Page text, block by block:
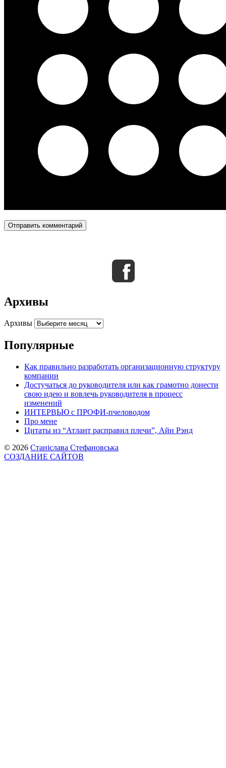
Архивы
Архивы
Популярные
Как правильно разработать организационную структуру
компании
Достучаться до руководителя или как грамотно донести
свою идею и вовлечь руководителя в процесс
изменений
ИНТЕРВЬЮ с ПРОФИ-пчеловодом
Про мене
Цитаты из “Атлант расправил плечи”, Айн Рэнд
© 2026 Станіслава Стефановська
СОЗДАНИЕ САЙТОВ